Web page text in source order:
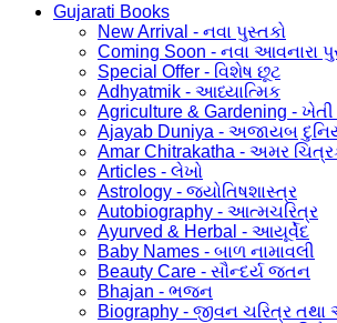
Gujarati Books
New Arrival - નવા પુસ્તકો
Coming Soon - નવા આવનારા
Special Offer - વિશેષ છૂટ
Adhyatmik - આધ્યાત્મિક
Agriculture & Gardening - ખેતી
Ajayab Duniya - અજાયબ
Amar Chitrakatha - અમર
Articles - લેખો
Astrology - જ્યોતિષશાસ્ત્ર
Autobiography - આત્મચરિત્ર
Ayurved & Herbal - આયૂર્વેદ
Baby Names - બાળ નામાવલી
Beauty Care - સૌન્દર્ય જતન
Bhajan - ભજન
Biography - જીવન ચરિત્ર